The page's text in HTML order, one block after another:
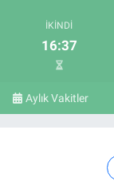
İKINDI
16:37
Aylık Vakitler